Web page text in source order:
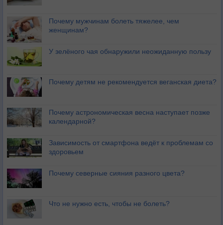
Почему мужчинам болеть тяжелее, чем
женщинам?
У зелёного чая обнаружили неожиданную пользу
Почему детям не рекомендуется веганская диета?
Почему астрономическая весна наступает позже
календарной?
Зависимость от смартфона ведёт к проблемам со
здоровьем
Почему северные сияния разного цвета?
Что не нужно есть, чтобы не болеть?